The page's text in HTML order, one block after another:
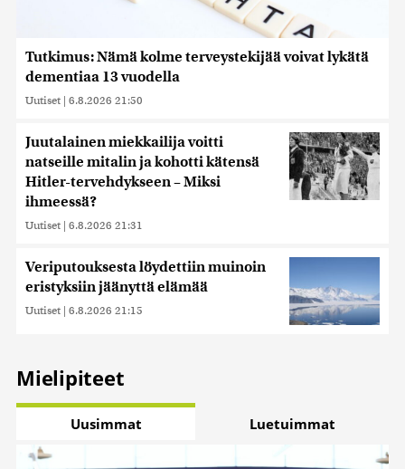
Tutkimus: Nämä kolme terveystekijää voivat lykätä
dementiaa 13 vuodella
Uutiset | 6.8.2026 21:50
Juutalainen miekkailija voitti
natseille mitalin ja kohotti kätensä
Hitler-tervehdykseen – Miksi
ihmeessä?
Uutiset | 6.8.2026 21:31
Veriputouksesta löydettiin muinoin
eristyksiin jäänyttä elämää
Uutiset | 6.8.2026 21:15
Mielipiteet
Uusimmat Luetuimmat